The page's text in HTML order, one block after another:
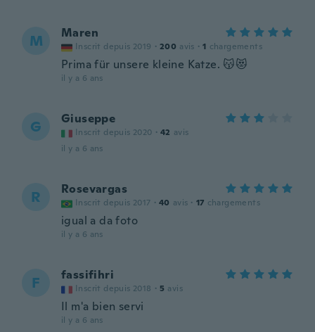
M Maren
Inscrit depuis 2019 · 200 avis · 1 chargements
Prima für unsere kleine Katze. 😽😻
il y a 6 ans
G Giuseppe
Inscrit depuis 2020 · 42 avis
il y a 6 ans
R Rosevargas
Inscrit depuis 2017 · 40 avis · 17 chargements
igual a da foto
il y a 6 ans
F fassifihri
Inscrit depuis 2018 · 5 avis
Il m'a bien servi
il y a 6 ans